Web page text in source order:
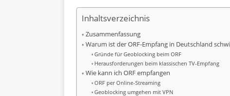
Inhaltsverzeichnis
Zusammenfassung
Warum ist der ORF-Empfang in Deutschland
Gründe für Geoblocking beim ORF
Herausforderungen beim klassischen TV-Empfang
Wie kann ich ORF empfangen
ORF per Online-Streaming
Geoblocking umgehen mit VPN